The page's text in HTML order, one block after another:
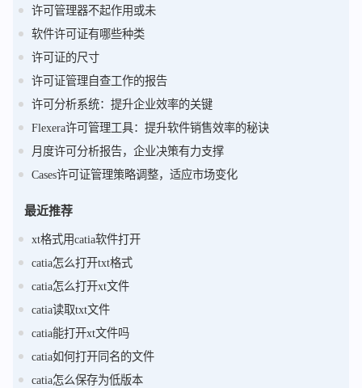
许可管理器不起作用或未
软件许可证有哪些种类
许可证的尺寸
许可证管理自查工作的报告
许可分析系统：提升企业效率的关键
Flexera许可管理工具：提升软件销售效率的秘诀
月度许可分析报告，企业决策有力支撑
Cases许可证管理策略调整，适应市场变化
最近推荐
xt格式用catia软件打开
catia怎么打开txt格式
catia怎么打开xt文件
catia读取txt文件
catia能打开xt文件吗
catia如何打开同名的文件
catia怎么保存为低版本